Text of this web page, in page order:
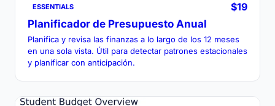
ESSENTIALS
$19
Planificador de Presupuesto Anual
Planifica y revisa las finanzas a lo largo de los 12 meses
en una sola vista. Útil para detectar patrones estacionales
y planificar con anticipación.